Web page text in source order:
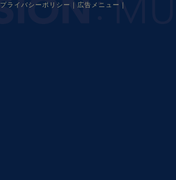
プライバシーポリシー ｜ 広告メニュー ｜